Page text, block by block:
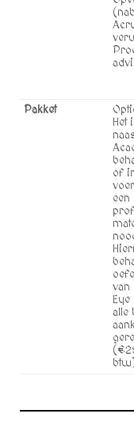
Pakket
Het
of
een
van
alle